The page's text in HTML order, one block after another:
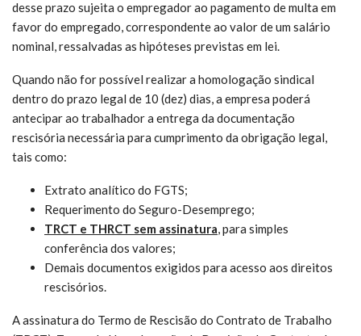
desse prazo sujeita o empregador ao pagamento de multa em
favor do empregado, correspondente ao valor de um salário
nominal, ressalvadas as hipóteses previstas em lei.
Quando não for possível realizar a homologação sindical
dentro do prazo legal de 10 (dez) dias, a empresa poderá
antecipar ao trabalhador a entrega da documentação
rescisória necessária para cumprimento da obrigação legal,
tais como:
Extrato analítico do FGTS;
Requerimento do Seguro-Desemprego;
TRCT e THRCT sem assinatura, para simples
conferência dos valores;
Demais documentos exigidos para acesso aos direitos
rescisórios.
A assinatura do Termo de Rescisão do Contrato de Trabalho